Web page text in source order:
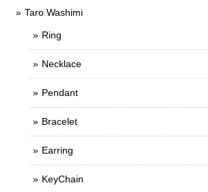
Taro Washimi
Ring
Necklace
Pendant
Bracelet
Earring
KeyChain